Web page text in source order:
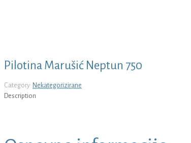
Pilotina Marušić Neptun 750
Category: Nekategorizirane
Description